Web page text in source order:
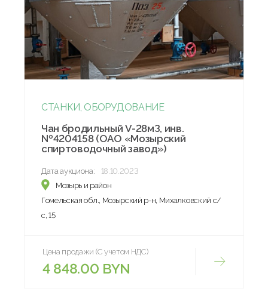
СТАНКИ, ОБОРУДОВАНИЕ
Чан бродильный V-28мЗ, инв.
№4204158 (ОАО «Мозырский
спиртоводочный завод»)
Дата аукциона:
18.10.2023
Мозырь и район
Гомельская обл., Мозырский р-н, Михалковский с/
с, 15
Цена продажи (С учетом НДС)
4 848.00 BYN